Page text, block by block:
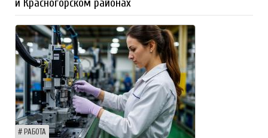
и Красногорском районах
РАБОТА